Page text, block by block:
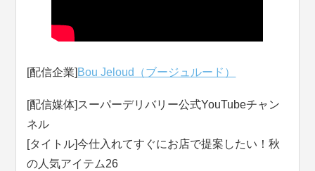
[配信企業] Bou Jeloud（ブージュルード）
[配信媒体]スーパーデリバリー公式YouTubeチャン
ネル
[タイトル]今仕入れてすぐにお店で提案したい！秋
の人気アイテム26